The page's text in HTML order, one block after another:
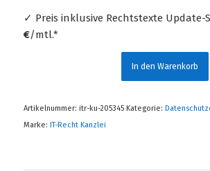
✓ Preis inklusive Rechtstexte Update-
€/mtl.*
In den Warenkorb
Artikelnummer: itr-ku-205345 Kategorie:
Marke: IT-Recht Kanzlei